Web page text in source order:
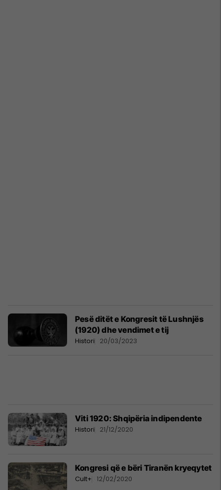
Pesë ditët e Kongresit të Lushnjës
(1920) dhe vendimet e tij
Histori 20/03/2023
Viti 1920: Shqipëria indipendente
Histori 21/12/2020
Kongresi që e bëri Tiranën kryeqytet
Cult+ 12/02/2020